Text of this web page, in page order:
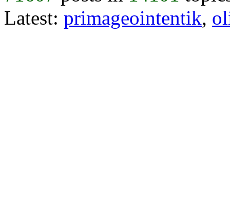
Latest: primageointentik,